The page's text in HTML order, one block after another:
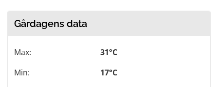
Gårdagens data
Max:
31°C
Min:
17°C